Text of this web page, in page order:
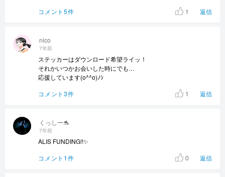
くっしー🐬
7年前
ALIS FUNDING!!✨
コメント1件
0 返信
nico
7年前
ステッカーはダウンロード希望ライッ！
それかいつかお会いした時にでも…
応援しています(o^^o)ﾉｼ
コメント3件
1 返信
コメント5件
1 返信